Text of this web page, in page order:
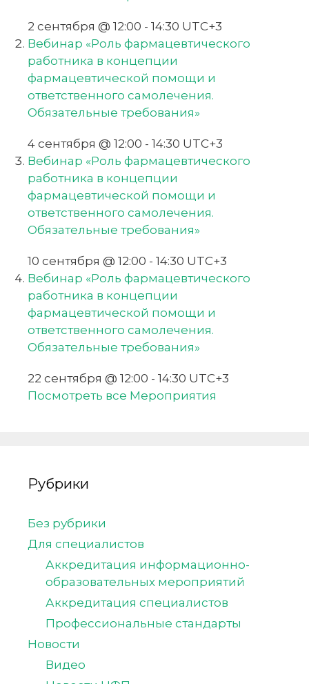
2 сентября @ 12:00 - 14:30 UTC+3
Вебинар «Роль фармацевтического
работника в концепции
фармацевтической помощи и
ответственного самолечения.
Обязательные требования»
4 сентября @ 12:00 - 14:30 UTC+3
Вебинар «Роль фармацевтического
работника в концепции
фармацевтической помощи и
ответственного самолечения.
Обязательные требования»
10 сентября @ 12:00 - 14:30 UTC+3
Вебинар «Роль фармацевтического
работника в концепции
фармацевтической помощи и
ответственного самолечения.
Обязательные требования»
22 сентября @ 12:00 - 14:30 UTC+3
Посмотреть все Мероприятия
Рубрики
Без рубрики
Для специалистов
Аккредитация информационно-
образовательных мероприятий
Аккредитация специалистов
Профессиональные стандарты
Новости
Видео